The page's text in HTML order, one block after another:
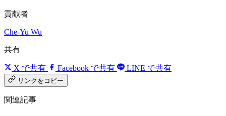
貢献者
Che-Yu Wu
共有
X で共有 Facebook で共有 LINE で共有
リンクをコピー
関連記事